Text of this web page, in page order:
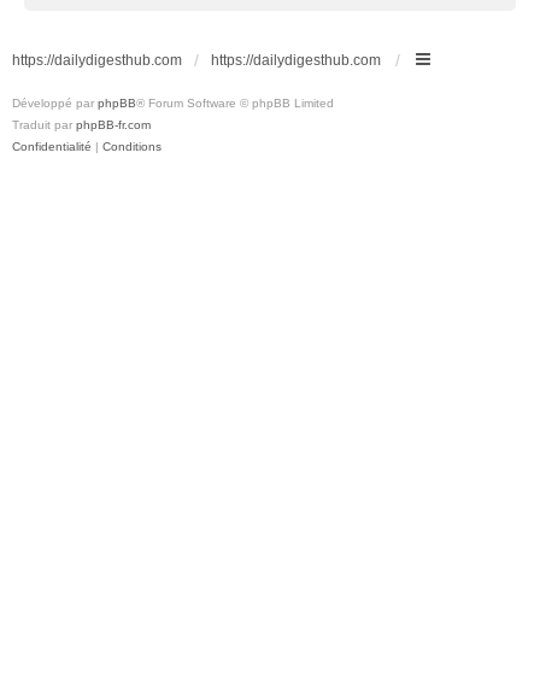
https://dailydigesthub.com https://dailydigesthub.com
Développé par phpBB® Forum Software © phpBB Limited
Traduit par phpBB-fr.com
Confidentialité | Conditions